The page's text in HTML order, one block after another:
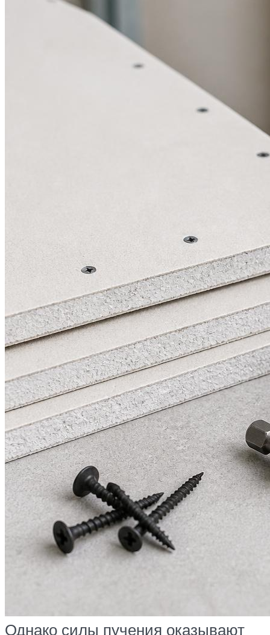
Однако силы пучения оказывают